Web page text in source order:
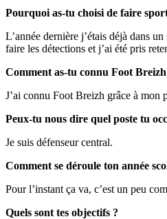
Pourquoi as-tu choisi de faire
L’année dernière j’étais déjà dans
faire les détections et j’ai été pris
Comment as-tu connu Foot
J’ai connu Foot Breizh grâce à mon
Peux-tu nous dire quel poste tu
Je suis défenseur central.
Comment se déroule ton année
Pour l’instant ça va, c’est un peu
Quels sont tes objectifs ?